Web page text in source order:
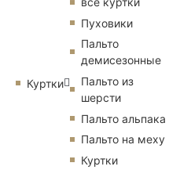
Куртки
Пуховики
Пальто
демисезонные
Пальто из
шерсти
Пальто альпака
Пальто на меху
Куртки